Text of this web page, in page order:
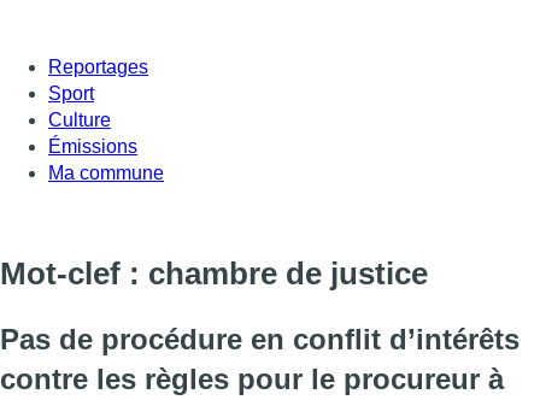
Reportages
Sport
Culture
Émissions
Ma commune
Mot-clef : chambre de justice
Pas de procédure en conflit d’intérêts
contre les règles pour le procureur à